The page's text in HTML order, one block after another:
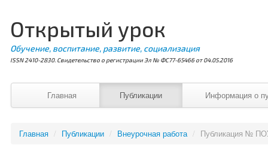
Открытый урок
Обучение, воспитание, развитие, социализация
ISSN 2410-2830. Свидетельство о регистрации Эл № ФС77-65466 от 04.05.2016
Главная Публикации Информация о
Главная / Публикации / Внеурочная работа / Публикация №